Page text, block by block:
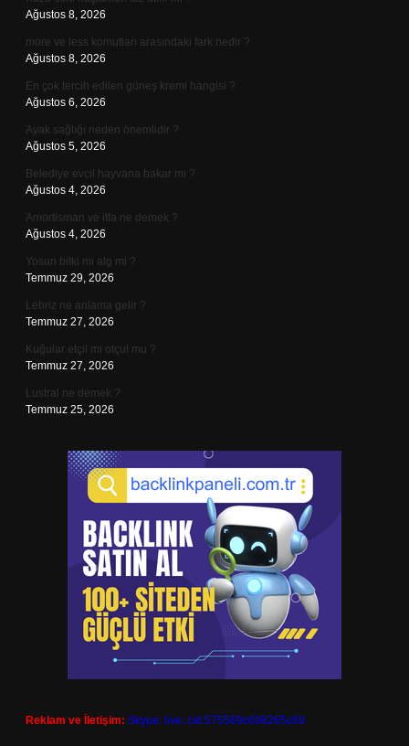
Ağustos 8, 2026
more ve less komutları arasındaki fark nedir ?
Ağustos 8, 2026
En çok tercih edilen güneş kremi hangisi ?
Ağustos 6, 2026
Ayak sağlığı neden önemlidir ?
Ağustos 5, 2026
Belediye evcil hayvana bakar mı ?
Ağustos 4, 2026
Amortisman ve itfa ne demek ?
Ağustos 4, 2026
Yosun bitki mi alg mi ?
Temmuz 29, 2026
Lebriz ne anlama gelir ?
Temmuz 27, 2026
Kuğular etçil mi otçul mu ?
Temmuz 27, 2026
Lustral ne demek ?
Temmuz 25, 2026
Reklam ve İletişim: Skype: live:.cid.575569c608265c69